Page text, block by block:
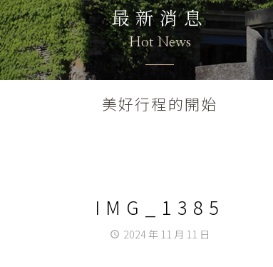
最新消息
Hot News
美好行程的開始
IMG_1385
access_time 2024 年 11 月 11 日